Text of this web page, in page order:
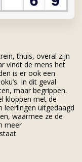
thuis, overal zijn
vindt de mens het
is er ook een
In dit geval
maar begrippen.
kloppen met de
leerlingen uitgedaagd
waarmee ze de
meer